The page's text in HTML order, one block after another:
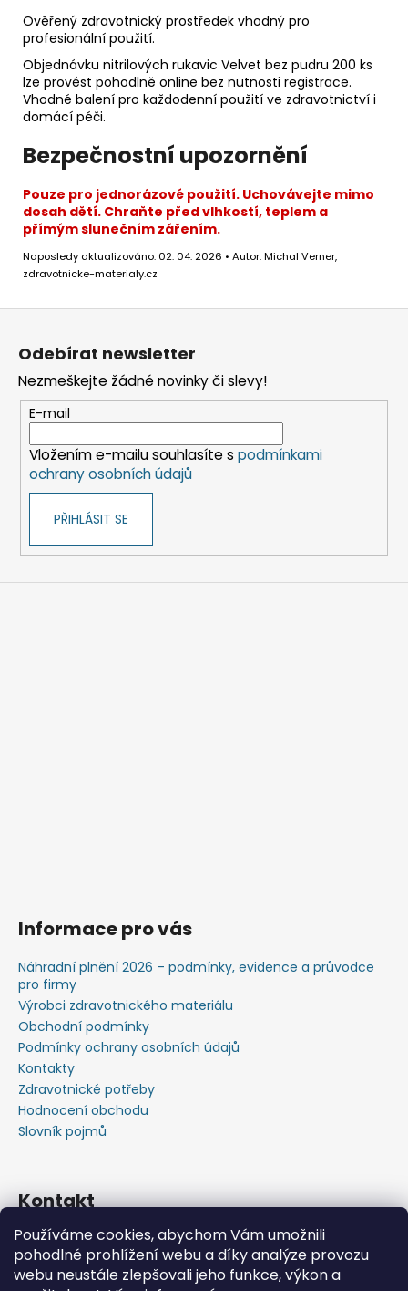
Používáme cookies, abychom Vám umožnili
pohodlné prohlížení webu a díky analýze provozu
webu neustále zlepšovali jeho funkce, výkon a
Ověřený zdravotnický prostředek vhodný pro
profesionální použití.
Objednávku nitrilových rukavic Velvet bez pudru 200 ks
lze provést pohodlně online bez nutnosti registrace.
Vhodné balení pro každodenní použití ve zdravotnictví i
domácí péči.
Bezpečnostní upozornění
Pouze pro jednorázové použití. Uchovávejte mimo
dosah dětí. Chraňte před vlhkostí, teplem a
přímým slunečním zářením.
Naposledy aktualizováno: 02. 04. 2026 • Autor: Michal Verner,
zdravotnicke-materialy.cz
Z
Odebírat newsletter
Nezmeškejte žádné novinky či slevy!
E-mail
Vložením e-mailu souhlasíte s podmínkami
ochrany osobních údajů
PŘIHLÁSIT SE
Informace pro vás
Náhradní plnění 2026 – podmínky, evidence a průvodce
pro firmy
Výrobci zdravotnického materiálu
Obchodní podmínky
Podmínky ochrany osobních údajů
Kontakty
Zdravotnické potřeby
Hodnocení obchodu
Slovník pojmů
Kontakt
+420603583759 ,+420734720049
https://www.facebook.com/profile.php?id=615793934
37445